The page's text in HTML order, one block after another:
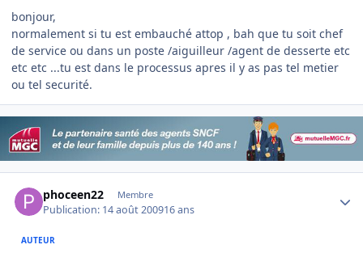
bonjour,
normalement si tu est embauché attop , bah que tu soit chef
de service ou dans un poste /aiguilleur /agent de desserte etc
etc etc ...tu est dans le processus apres il y as pas tel metier
ou tel securité.
phoceen22 Membre
Publication: 14 août 200916 ans
AUTEUR